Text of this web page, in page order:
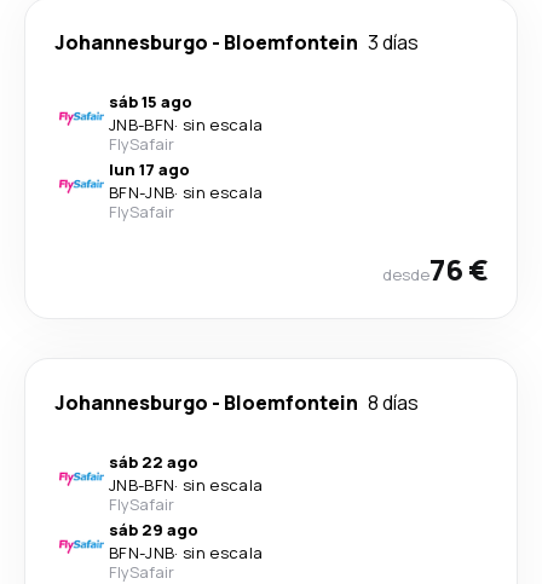
Johannesburgo - Bloemfontein 3 días
sáb 15 ago
JNB-BFN· sin escala
FlySafair
lun 17 ago
BFN-JNB· sin escala
FlySafair
desde76 €
Johannesburgo - Bloemfontein 8 días
sáb 22 ago
JNB-BFN· sin escala
FlySafair
sáb 29 ago
BFN-JNB· sin escala
FlySafair